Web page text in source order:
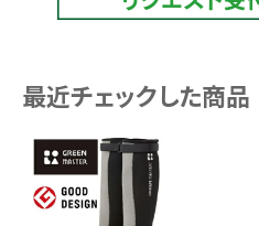
最近チェックした商品